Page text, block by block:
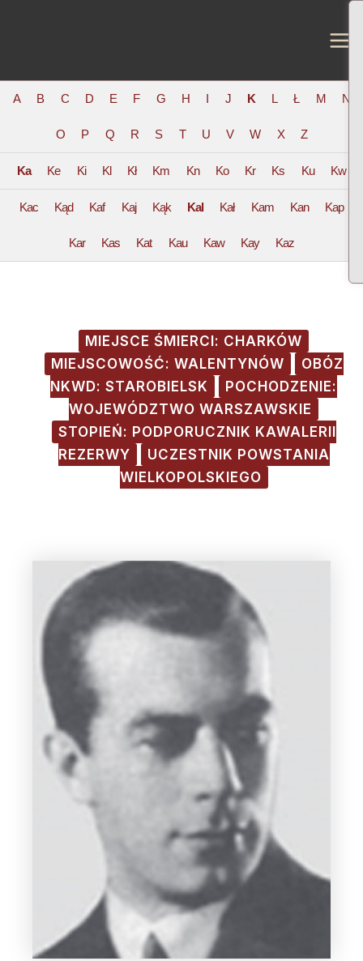
A B C D E F G H I J K L Ł M N
O P Q R S T U V W X Z
Ka Ke Ki Kl Kł Km Kn Ko Kr Ks Ku Kw
Kac Kąd Kaf Kaj Kąk Kal Kał Kam Kan Kap
Kar Kas Kat Kau Kaw Kay Kaz
MIEJSCE ŚMIERCI: CHARKÓW
MIEJSCOWOŚĆ: WALENTYNÓW
OBÓZ
NKWD: STAROBIELSK
POCHODZENIE:
WOJEWÓDZTWO WARSZAWSKIE
STOPIEŃ: PODPORUCZNIK KAWALERII
REZERWY
UCZESTNIK POWSTANIA
WIELKOPOLSKIEGO